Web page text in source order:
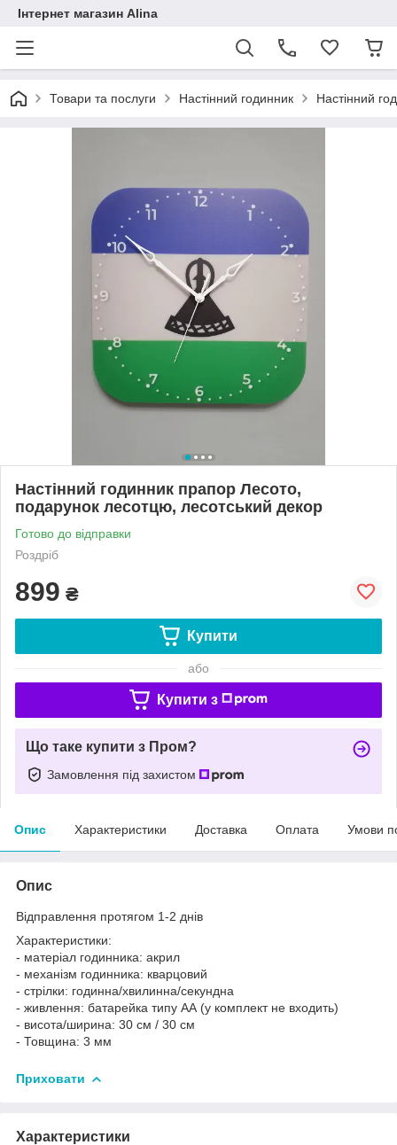
Інтернет магазин Alina
Товари та послуги Настінний годинник Настінний
Настінний годинник прапор Лесото,
подарунок лесотцю, лесотський декор
Готово до відправки
Роздріб
899 ₴
Купити
або
Купити з
Що таке купити з Пром?
Замовлення під захистом
Опис Характеристики Доставка Оплата Умови
Опис
Відправлення протягом 1-2 днів
Характеристики:
- матеріал годинника: акрил
- механізм годинника: кварцовий
- стрілки: годинна/хвилинна/секундна
- живлення: батарейка типу АА (у комплект не входить)
- висота/ширина: 30 см / 30 см
- Товщина: 3 мм
Приховати
Характеристики